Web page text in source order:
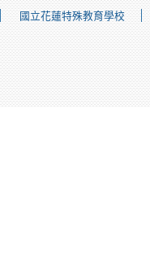
國立花蓮特殊教育學校